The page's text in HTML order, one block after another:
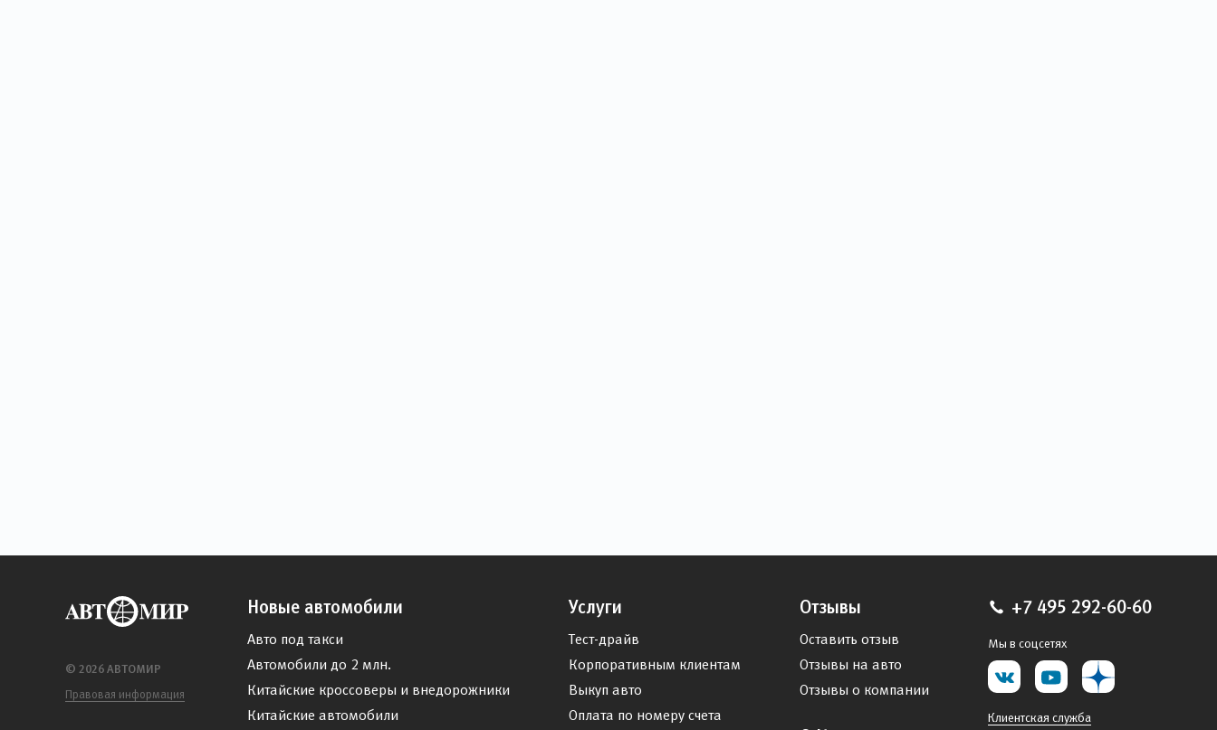
© 2026 АВТОМИР
Правовая информация
Новые автомобили
Авто под такси
Автомобили до 2 млн.
Китайские кроссоверы и внедорожники
Китайские автомобили
Услуги
Тест-драйв
Корпоративным клиентам
Выкуп авто
Оплата по номеру счета
Отзывы
Оставить отзыв
Отзывы на авто
Отзывы о компании
+7 495 292-60-60
Мы в соцсетях
Клиентская служба